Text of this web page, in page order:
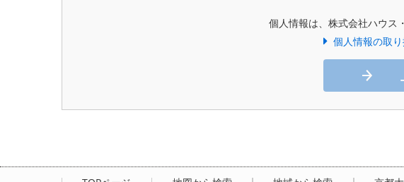
個人情報は、株式会社ハウス
個人情報の取